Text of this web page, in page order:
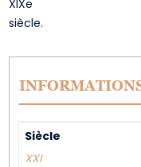
XIXe
siècle.
Siècle
XXI